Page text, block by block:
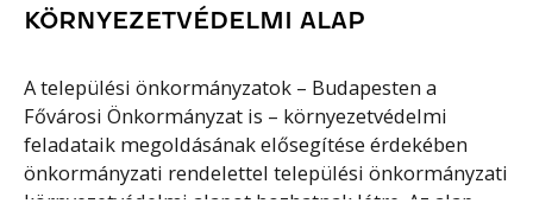
KÖRNYEZETVÉDELMI ALAP
A települési önkormányzatok – Budapesten a
Fővárosi Önkormányzat is – környezetvédelmi
feladataik megoldásának elősegítése érdekében
önkormányzati rendelettel települési önkormányzati
környezetvédelmi alapot hozhatnak létre. Az alap